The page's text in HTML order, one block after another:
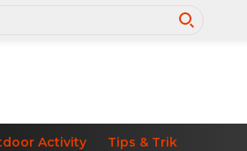
Activity Tips & Trik